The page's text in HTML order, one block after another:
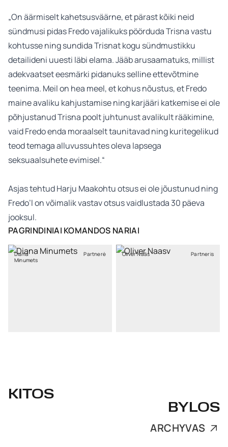
„On äärmiselt kahetsusväärne, et pärast kõiki neid
sündmusi pidas Fredo vajalikuks pöörduda Trisna vastu
kohtusse ning sundida Trisnat kogu sündmustikku
detailideni uuesti läbi elama. Jääb arusaamatuks, millist
adekvaatset eesmärki pidanuks selline ettevõtmine
teenima. Meil on hea meel, et kohus nõustus, et Fredo
maine avaliku kahjustamise ning karjääri katkemise ei ole
põhjustanud Trisna poolt juhtunust avalikult rääkimine,
vaid Fredo enda moraalselt taunitavad ning kuritegelikud
teod temaga alluvussuhtes oleva lapsega
seksuaalsuhete evimisel.“
Asjas tehtud Harju Maakohtu otsus ei ole jõustunud ning
Fredo’l on võimalik vastav otsus vaidlustada 30 päeva
jooksul.
PAGRINDINIAI KOMANDOS NARIAI
Diana
Minumets
Partnerė Oliver Nääs Partneris
KITOS
BYLOS
ARCHYVAS